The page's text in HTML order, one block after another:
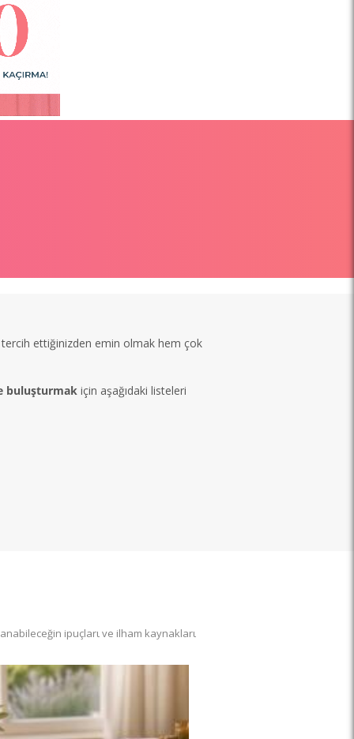
ettiğinizden emin olmak hem çok
buluşturmak için aşağıdaki listeleri
ipuçlarι ve ilham kaynaklarι